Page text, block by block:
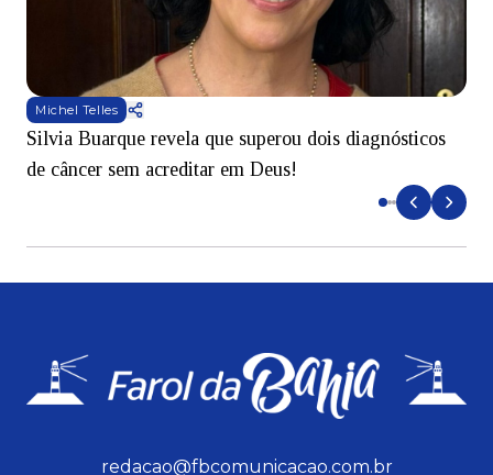
Michel Telles
Silvia Buarque revela que superou dois diagnósticos
de câncer sem acreditar em Deus!
redacao@fbcomunicacao.com.br